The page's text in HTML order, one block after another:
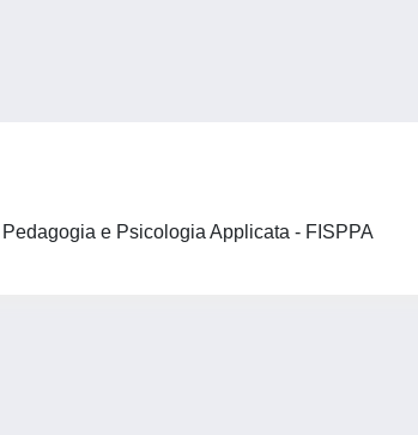
e Psicologia Applicata - FISPPA